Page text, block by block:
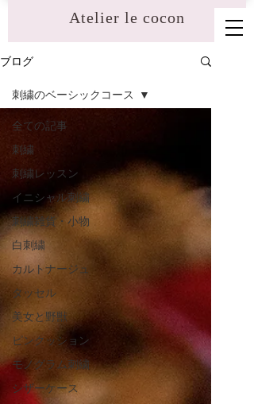
​Atelier le cocon
ブログ
全ての記事
刺繍
刺繍レッスン
イニシャル刺繍
刺繍雑貨・小物
白刺繍
カルトナージュ
タッセル
美女と野獣
ピンクッション
モノグラム刺繍
シザーケース
刺繍のベーシックコース